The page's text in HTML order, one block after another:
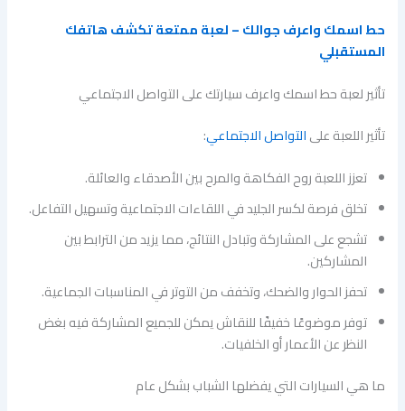
حط اسمك واعرف جوالك – لعبة ممتعة تكشف هاتفك
المستقبلي
تأثير لعبة حط اسمك واعرف سيارتك على التواصل الاجتماعي
تأثير اللعبة علىالتواصل الاجتماعي:
تعزز اللعبة روح الفكاهة والمرح بين الأصدقاء والعائلة.
تخلق فرصة لكسر الجليد في اللقاءات الاجتماعية وتسهيل التفاعل.
تشجع على المشاركة وتبادل النتائج، مما يزيد من الترابط بين
المشاركين.
تحفز الحوار والضحك، وتخفف من التوتر في المناسبات الجماعية.
توفر موضوعًا خفيفًا للنقاش يمكن للجميع المشاركة فيه بغض
النظر عن الأعمار أو الخلفيات.
ما هي السيارات التي يفضلها الشباب بشكل عام